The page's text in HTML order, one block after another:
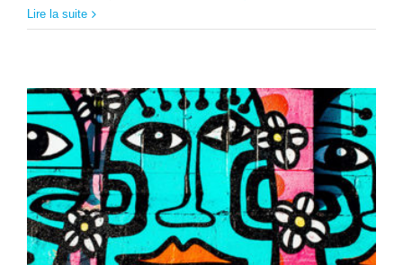
Lire la suite